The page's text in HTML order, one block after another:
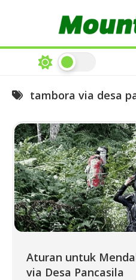
tambora via desa
Aturan untuk
via Desa Pancasila